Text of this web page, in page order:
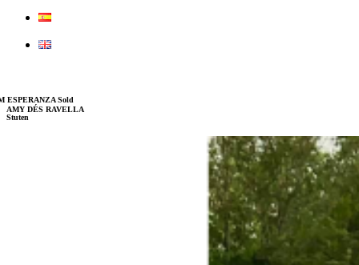
TRAINERA SOL – awaiting foal
from Versus de Susaeta 2026
ESPERANZA Sold
AMY DÉS RAVELLA
Stuten